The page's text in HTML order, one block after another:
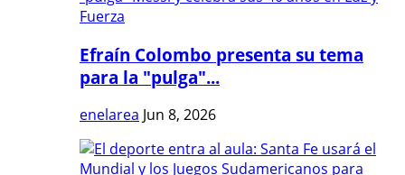
Efraín Colombo presenta su tema
para la "pulga"...
enelarea Jun 8, 2026